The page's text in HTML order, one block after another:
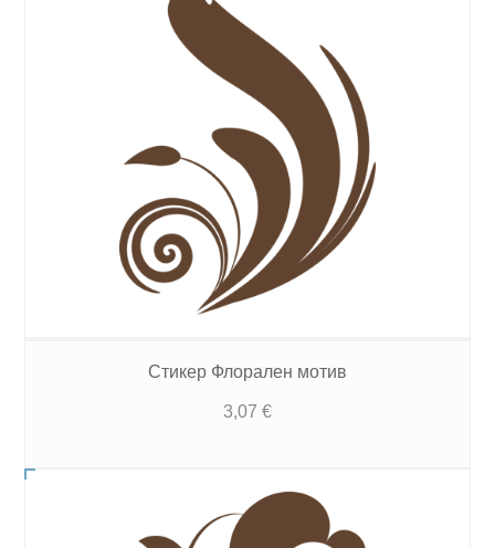
Стикер Флорален мотив
3,07 €